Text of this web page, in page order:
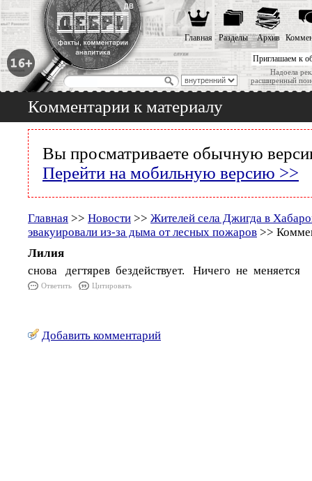
Приглашаем к
Надоела
расширенный
Главная Разделы Архив
Комментарии к материалу
Вы просматриваете обычную
Перейти на мобильную версию >>
Главная >> Новости >> Жителей села Джигда в
эвакуировали из-за дыма от лесных пожаров >>
Лилия
снова дегтярев бездействует. Ничего не меняется
Ответить Цитировать
Добавить комментарий